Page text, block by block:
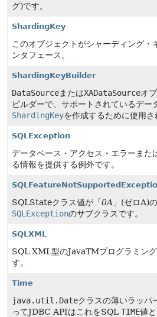
グ)です。
ShardingKey
このオブジェクトがシャーディング・
ンタフェース。
ShardingKeyBuilder
DataSourceまたはXADataSourceオ
ビルダーで、サポートされているデー
ShardingKeyを作成するために使用さ
SQLException
データベース・アクセス・エラーまた
る情報を提供する例外です。
SQLStateクラス値が「0A 」(ゼロA)
SQLExceptionのサブクラスです。
SQLXML
SQL XML型のJavaTMプログラミン
す。
Time
java.util.Dateクラスの薄いラッパ
ってJDBC APIはこれをSQL TIME値